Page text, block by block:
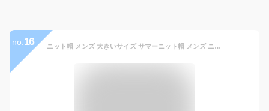
no. 16 ニット帽 メンズ 大きいサイズ サマーニット帽 メンズ ニット帽 コットン ワッチキャップ ニット帽 大きいサイズ ニット帽 レディース ニット帽 ブランド 麻 100％ ニット帽 春夏 ニット帽子 メンズ ニット帽子 レディース ニットキャップ メンズ ニットキャップ 000806